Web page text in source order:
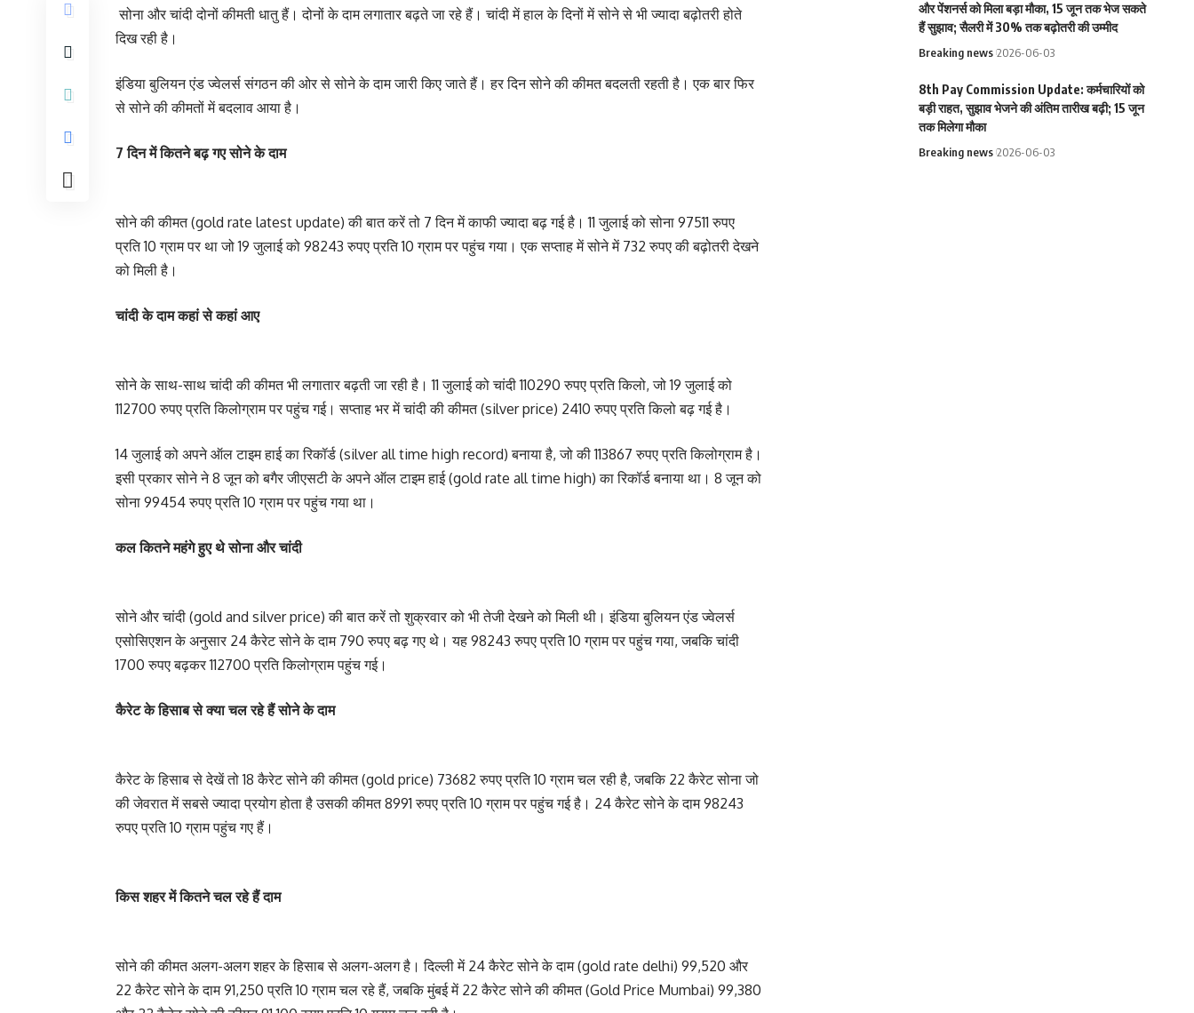
सोना और चांदी दोनों कीमती धातु हैं। दोनों के दाम लगातार बढ़ते जा रहे हैं। चांदी में हाल के दिनों में सोने से भी ज्यादा बढ़ोतरी होते
दिख रही है।
इंडिया बुलियन एंड ज्वेलर्स संगठन की ओर से सोने के दाम जारी किए जाते हैं। हर दिन सोने की कीमत बदलती रहती है। एक बार फिर
से सोने की कीमतों में बदलाव आया है।
7 दिन में कितने बढ़ गए सोने के दाम
सोने की कीमत (gold rate latest update) की बात करें तो 7 दिन में काफी ज्यादा बढ़ गई है। 11 जुलाई को सोना 97511 रुपए
प्रति 10 ग्राम पर था जो 19 जुलाई को 98243 रुपए प्रति 10 ग्राम पर पहुंच गया। एक सप्ताह में सोने में 732 रुपए की बढ़ोतरी देखने
को मिली है।
चांदी के दाम कहां से कहां आए
सोने के साथ-साथ चांदी की कीमत भी लगातार बढ़ती जा रही है। 11 जुलाई को चांदी 110290 रुपए प्रति किलो, जो 19 जुलाई को
112700 रुपए प्रति किलोग्राम पर पहुंच गई। सप्ताह भर में चांदी की कीमत (silver price) 2410 रुपए प्रति किलो बढ़ गई है।
14 जुलाई को अपने ऑल टाइम हाई का रिकॉर्ड (silver all time high record) बनाया है, जो की 113867 रुपए प्रति किलोग्राम है।
इसी प्रकार सोने ने 8 जून को बगैर जीएसटी के अपने ऑल टाइम हाई (gold rate all time high) का रिकॉर्ड बनाया था। 8 जून को
सोना 99454 रुपए प्रति 10 ग्राम पर पहुंच गया था।
कल कितने महंगे हुए थे सोना और चांदी
सोने और चांदी (gold and silver price) की बात करें तो शुक्रवार को भी तेजी देखने को मिली थी। इंडिया बुलियन एंड ज्वेलर्स
एसोसिएशन के अनुसार 24 कैरेट सोने के दाम 790 रुपए बढ़ गए थे। यह 98243 रुपए प्रति 10 ग्राम पर पहुंच गया, जबकि चांदी
1700 रुपए बढ़कर 112700 प्रति किलोग्राम पहुंच गई।
कैरेट के हिसाब से क्या चल रहे हैं सोने के दाम
कैरेट के हिसाब से देखें तो 18 कैरेट सोने की कीमत (gold price) 73682 रुपए प्रति 10 ग्राम चल रही है, जबकि 22 कैरेट सोना जो
की जेवरात में सबसे ज्यादा प्रयोग होता है उसकी कीमत 8991 रुपए प्रति 10 ग्राम पर पहुंच गई है। 24 कैरेट सोने के दाम 98243
रुपए प्रति 10 ग्राम पहुंच गए हैं।
किस शहर में कितने चल रहे हैं दाम
सोने की कीमत अलग-अलग शहर के हिसाब से अलग-अलग है। दिल्ली में 24 कैरेट सोने के दाम (gold rate delhi) 99,520 और
22 कैरेट सोने के दाम 91,250 प्रति 10 ग्राम चल रहे हैं, जबकि मुंबई में 22 कैरेट सोने की कीमत (Gold Price Mumbai) 99,380
और पेंशनर्स को मिला बड़ा मौका, 15 जून तक भेज सकते
हैं सुझाव; सैलरी में 30% तक बढ़ोतरी की उम्मीद
Breaking news 2026-06-03
8th Pay Commission Update: कर्मचारियों को
बड़ी राहत, सुझाव भेजने की अंतिम तारीख बढ़ी; 15 जून
तक मिलेगा मौका
Breaking news 2026-06-03